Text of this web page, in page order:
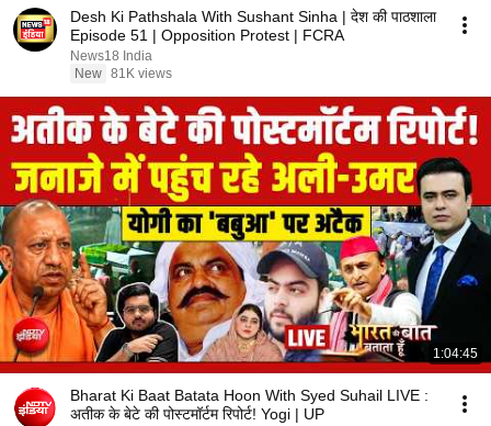
Desh Ki Pathshala With Sushant Sinha | देश की पाठशाला
Episode 51 | Opposition Protest | FCRA
News18 India
New 81K views
1:04:45
Bharat Ki Baat Batata Hoon With Syed Suhail LIVE :
अतीक के बेटे की पोस्टमॉर्टम रिपोर्ट! Yogi | UP